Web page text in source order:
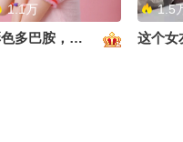
1.1万
彩色多巴胺，甜到心里啦！
1.5